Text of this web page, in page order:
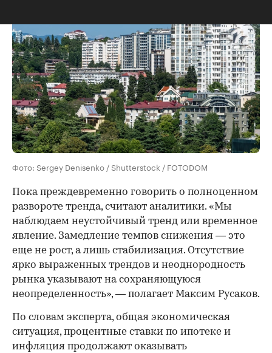
Фото: Sergey Denisenko / Shutterstock / FOTODOM
Пока преждевременно говорить о полноценном
развороте тренда, считают аналитики. «Мы
наблюдаем неустойчивый тренд или временное
явление. Замедление темпов снижения — это
еще не рост, а лишь стабилизация. Отсутствие
ярко выраженных трендов и неоднородность
рынка указывают на сохраняющуюся
неопределенность», — полагает Максим Русаков.
По словам эксперта, общая экономическая
ситуация, процентные ставки по ипотеке и
инфляция продолжают оказывать